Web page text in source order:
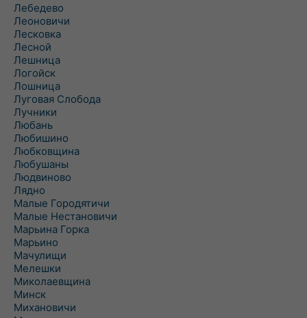
Лебедево
Леоновичи
Лесковка
Лесной
Лешница
Логойск
Лошница
Луговая Слобода
Лучники
Любань
Любишино
Любковщина
Любушаны
Людвиново
Лядно
Малые Городятичи
Малые Нестановичи
Марьина Горка
Марьино
Мачулищи
Мелешки
Миколаевщина
Минск
Михановичи